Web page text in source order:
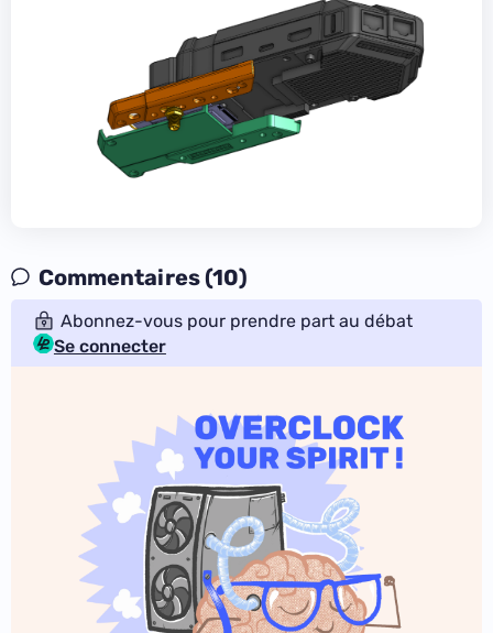
Commentaires (10)
Abonnez-vous pour prendre part au débat
Se connecter